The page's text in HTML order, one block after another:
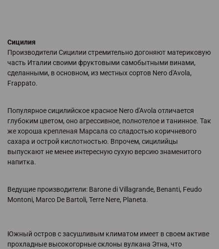
Сицилия
Производители Сицилии стремительно догоняют материковую
часть Италии своими фруктовыми самобытными винами,
сделанными, в основном, из местных сортов Nero d'Avola,
Frappato.
Популярное сицилийское красное Nero d'Avola отличается
глубоким цветом, оно агрессивное, полнотелое и танинное. Так
же хороша крепленая Марсала со сладостью коричневого
сахара и острой кислотностью. Впрочем, сицилийцы
выпускают не менее интересную сухую версию знаменитого
напитка.
Ведущие производители: Barone di Villagrande, Benanti, Feudo
Montoni, Marco De Bartoli, Terre Nere, Planeta.
Южный остров с засушливым климатом имеет в своем активе
прохладные высокогорные склоны вулкана Этна, что